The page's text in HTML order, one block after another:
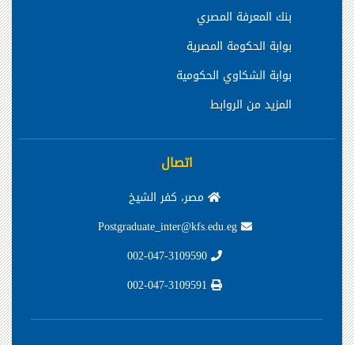
بنك المعرفة المصري
بوابة الحكومة المصرية
بوابة الشكاوي الحكومية
المزيد من الروابط
اتصال
مصر، كفر الشيخ
Postgraduate_inter@kfs.edu.eg